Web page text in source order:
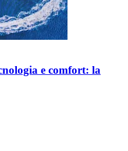
e comfort: la